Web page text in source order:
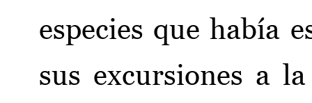
especies que había
sus excursiones a